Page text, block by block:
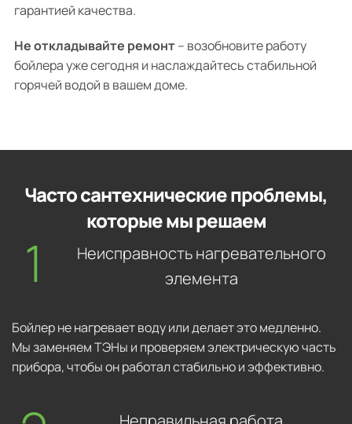
гарантией качества.
Не откладывайте ремонт – возобновите работу
бойлера уже сегодня и наслаждайтесь стабильной
горячей водой в вашем доме.
Часто сантехнические проблемы,
которые мы решаем
Неисправность нагревательного
элемента
Бойлер не нагревает воду или делает это медленно.
Мы заменяем ТЭНы и проверяем электрическую часть
прибора, чтобы он работал стабильно и эффективно.